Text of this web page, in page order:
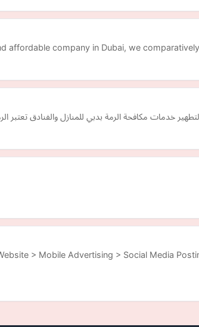
affordable company in Dubai, we
خدمات مكافحة الرمة بدبي للمنازل والفنادق
> Mobile Advertising > Social Media